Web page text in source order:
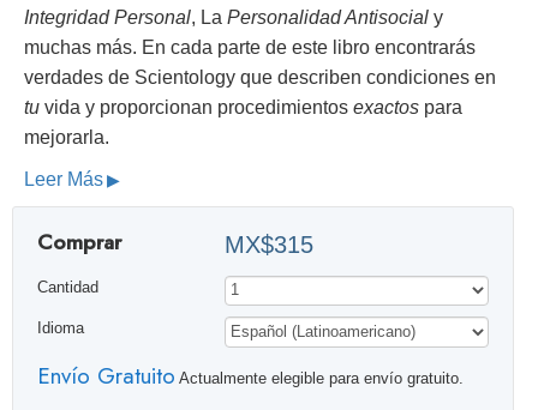
Integridad Personal, La Personalidad Antisocial y
muchas más. En cada parte de este libro encontrarás
verdades de Scientology que describen condiciones en
tu vida y proporcionan procedimientos exactos para
mejorarla.
Leer Más
Comprar MX$315
Cantidad
Idioma
Envío Gratuito Actualmente elegible para envío gratuito.